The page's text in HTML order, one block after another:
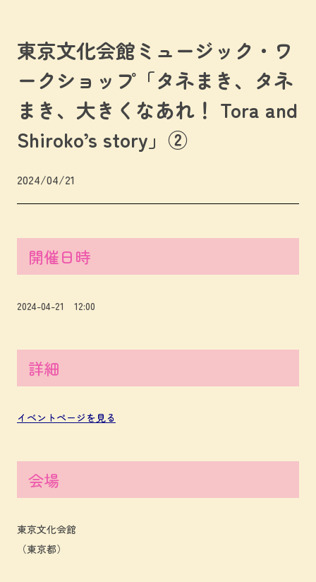
東京文化会館ミュージック・ワ
ークショップ「タネまき、タネ
まき、大きくなあれ！ Tora and
Shiroko’s story」②
2024/04/21
開催日時
2024-04-21 12:00
詳細
イベントページを見る
会場
東京文化会館
（東京都）